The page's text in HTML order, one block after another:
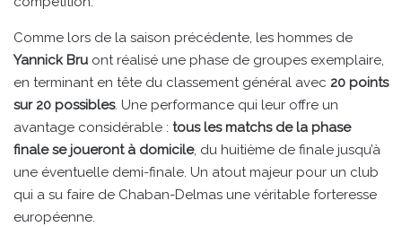
Comme lors de la saison précédente, les hommes de
Yannick Bru ont réalisé une phase de groupes exemplaire,
en terminant en tête du classement général avec 20 points
sur 20 possibles. Une performance qui leur offre un
avantage considérable : tous les matchs de la phase
finale se joueront à domicile, du huitième de finale jusqu’à
une éventuelle demi-finale. Un atout majeur pour un club
qui a su faire de Chaban-Delmas une véritable forteresse
européenne.